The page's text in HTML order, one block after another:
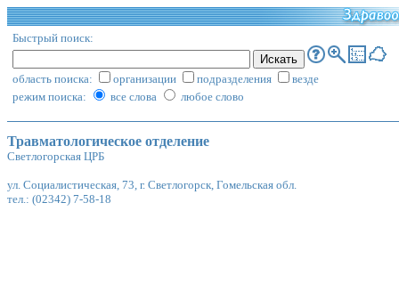
Быстрый поиск:
область поиска: организации подразделения
везде
режим поиска:
все слова любое слово
Травматологическое отделение
Светлогорская ЦРБ
ул. Социалистическая, 73, г. Светлогорск, Гомельская обл.
тел.: (02342) 7-58-18